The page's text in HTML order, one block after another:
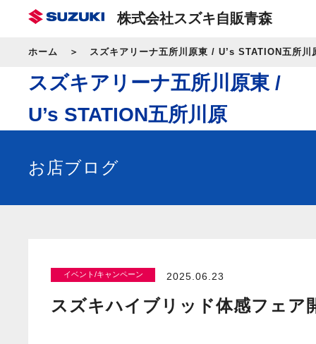
株式会社スズキ自販青森
ホーム スズキアリーナ五所川原東 / U’s STATION五所川
スズキアリーナ五所川原東 /
U’s STATION五所川原
お店ブログ
イベント/キャンペーン 2025.06.23
スズキハイブリッド体感フェア